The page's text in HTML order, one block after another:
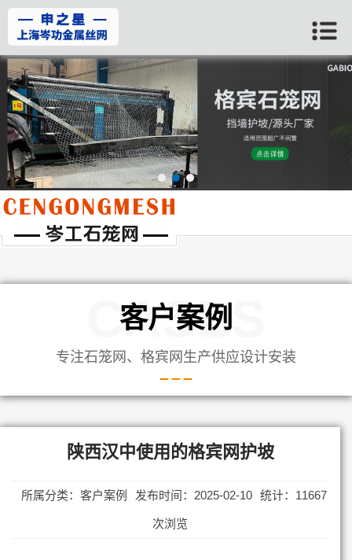
客户案例
CASES
专注石笼网、格宾网生产供应设计安装
陕西汉中使用的格宾网护坡
所属分类：客户案例 发布时间：2025-02-10 统计：11667
次浏览